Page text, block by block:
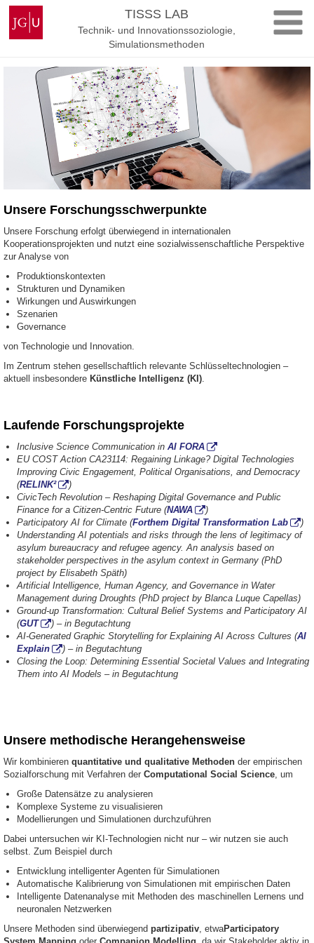
Zum
Inhalt
springen
Johannes
Gutenberg-
Universität
TISSS LAB
Technik- und Innovationssoziologie,
Simulationsmethoden
Unsere Forschungsschwerpunkte
Unsere Forschung erfolgt überwiegend in internationalen
Kooperationsprojekten und nutzt eine sozialwissenschaftliche Perspektive
zur Analyse von
Produktionskontexten
Strukturen und Dynamiken
Wirkungen und Auswirkungen
Szenarien
Governance
von Technologie und Innovation.
Im Zentrum stehen gesellschaftlich relevante Schlüsseltechnologien –
aktuell insbesondere Künstliche Intelligenz (KI)
Laufende Forschungsprojekte
Inclusive Science Communication inAI FORA
EU COST Action CA23114: Regaining Linkage? Digital Technologies
Improving Civic Engagement, Political Organisations, and Democracy
(RELINK²
)
CivicTech Revolution – Reshaping Digital Governance and Public
Finance for a Citizen-Centric Future (NAWA
)
Participatory AI for Climate (Forthem Digital Transformation Lab
)
Understanding AI potentials and risks through the lens of legitimacy of
asylum bureaucracy and refugee agency. An analysis based on
stakeholder perspectives in the asylum context in Germany(PhD
project by Elisabeth Späth)
Artificial Intelligence, Human Agency, and Governance in Water
Management during Droughts (PhD project by Blanca Luque Capellas)
Ground-up Transformation: Cultural Belief Systems and Participatory AI
(GUT )– in Begutachtung
AI-Generated Graphic Storytelling for Explaining AI Across Cultures (AI
Explain
)– in Begutachtung
Closing the Loop: Determining Essential Societal Values and Integrating
Them into AI Models –in Begutachtung
Unsere methodische Herangehensweise
Wir kombinieren quantitative und qualitative Methoden der empirischen
Sozialforschung mit Verfahren der Computational Social Science , um
Große Datensätze zu analysieren
Komplexe Systeme zu visualisieren
Modellierungen und Simulationen durchzuführen
Dabei untersuchen wir KI-Technologien nicht nur – wir nutzen sie auch
selbst. Zum Beispiel durch
Entwicklung intelligenter Agenten für Simulationen
Automatische Kalibrierung von Simulationen mit empirischen Daten
Intelligente Datenanalyse mit Methoden des maschinellen Lernens und
neuronalen Netzwerken
Unsere Methoden sind überwiegend partizipativ , etwaParticipatory